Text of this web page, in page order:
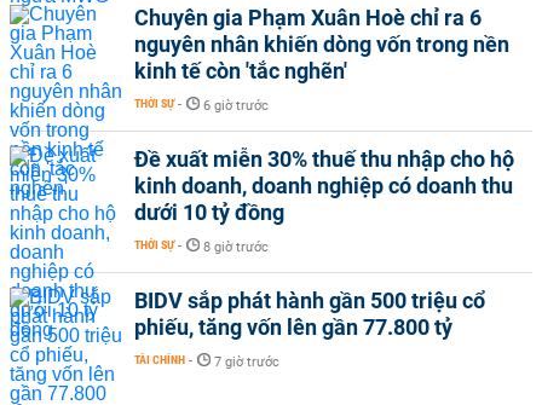
Chuyên gia Phạm Xuân Hoè chỉ ra 6
nguyên nhân khiến dòng vốn trong nền
kinh tế còn 'tắc nghẽn'
THỜI SỰ - 6 giờ trước
Đề xuất miễn 30% thuế thu nhập cho hộ
kinh doanh, doanh nghiệp có doanh thu
dưới 10 tỷ đồng
THỜI SỰ - 8 giờ trước
BIDV sắp phát hành gần 500 triệu cổ
phiếu, tăng vốn lên gần 77.800 tỷ
TÀI CHÍNH - 7 giờ trước